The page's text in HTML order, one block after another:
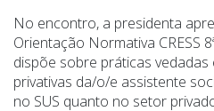
No encontro, a presidenta
Orientação Normativa CRESS
dispõe sobre práticas
privativas da/o/e assistente
no SUS quanto no setor